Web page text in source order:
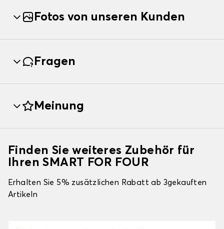
Fotos von unseren Kunden
Fragen
Meinung
Finden Sie weiteres Zubehör für
Ihren SMART FOR FOUR
Erhalten Sie 5% zusätzlichen Rabatt ab 3gekauften
Artikeln